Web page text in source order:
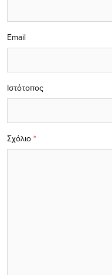
Σχόλιο *
Email
Ιστότοπος